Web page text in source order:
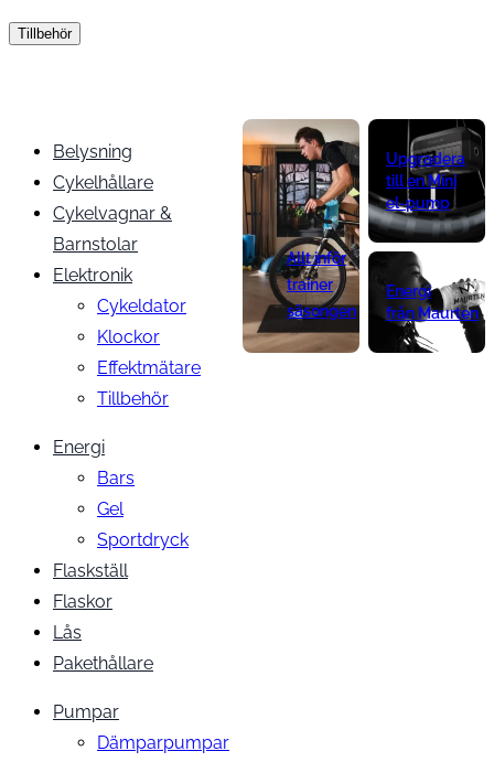
Tillbehör
Belysning
Cykelhållare
Cykelvagnar &
Barnstolar
Elektronik
Cykeldator
Klockor
Effektmätare
Tillbehör
Energi
Bars
Gel
Sportdryck
Flaskställ
Flaskor
Lås
Pakethållare
Pumpar
Dämparpumpar
Allt inför
trainer
säsongen
Upgradera
till en Mini
el-pump
Energi
från Maurten